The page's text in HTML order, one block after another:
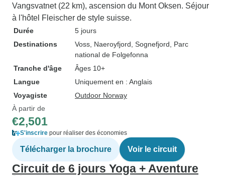
Vangsvatnet (22 km), ascension du Mont Oksen. Séjour
à l'hôtel Fleischer de style suisse.
Durée
5 jours
Destinations
Voss , Naeroyfjord , Sognefjord , Parc
national de Folgefonna
Tranche d'âge
Âges 10+
Langue
Uniquement en : Anglais
Voyagiste
Outdoor Norway
À partir de
€2,501
S'inscrire pour réaliser des économies
Télécharger la brochure Voir le circuit
Circuit de 6 jours Yoga + Aventure